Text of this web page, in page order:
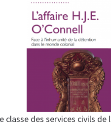
des services civils